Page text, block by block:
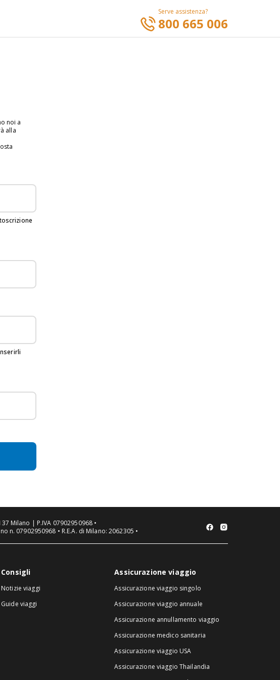
Serve assistenza?
800 665 006
noi a
alla
Milano | P.IVA 07902950968 •
n. 07902950968 • R.E.A. di Milano: 2062305 •
Consigli
Notizie viaggi
Guide viaggi
Assicurazione viaggio
Assicurazione viaggio singolo
Assicurazione viaggio annuale
Assicurazione annullamento viaggio
Assicurazione medico sanitaria
Assicurazione viaggio USA
Assicurazione viaggio Thailandia